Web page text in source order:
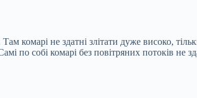
Там комарі не здатні злітати дуже високо,
по собі комарі без повітряних потоків не